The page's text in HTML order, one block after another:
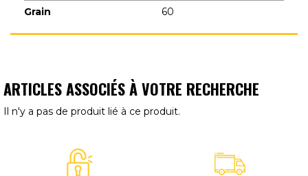
Grain
60
ARTICLES ASSOCIÉS À VOTRE RECHERCHE
Il n'y a pas de produit lié à ce produit.